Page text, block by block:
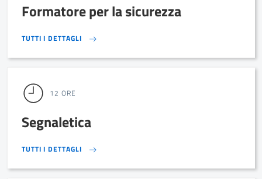
Formatore per la sicurezza
TUTTI I DETTAGLI TUTTI I DETTAGLI
12 ORE
Segnaletica
TUTTI I DETTAGLI TUTTI I DETTAGLI